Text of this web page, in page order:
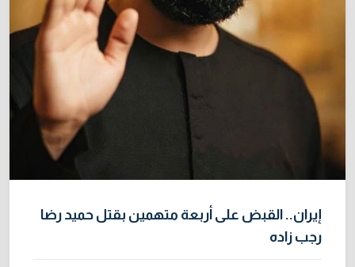
إيران.. القبض على أربعة متهمين بقتل حميد رضا
رجب زاده